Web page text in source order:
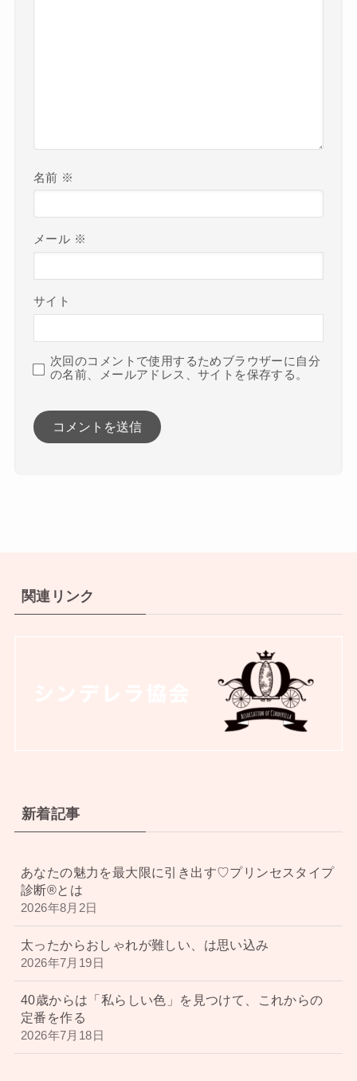
名前 ※
メール ※
サイト
次回のコメントで使用するためブラウザーに自分
の名前、メールアドレス、サイトを保存する。
関連リンク
新着記事
あなたの魅力を最大限に引き出す♡プリンセスタイプ
診断®︎とは
2026年8月2日
太ったからおしゃれが難しい、は思い込み
2026年7月19日
40歳からは「私らしい色」を見つけて、これからの
定番を作る
2026年7月18日